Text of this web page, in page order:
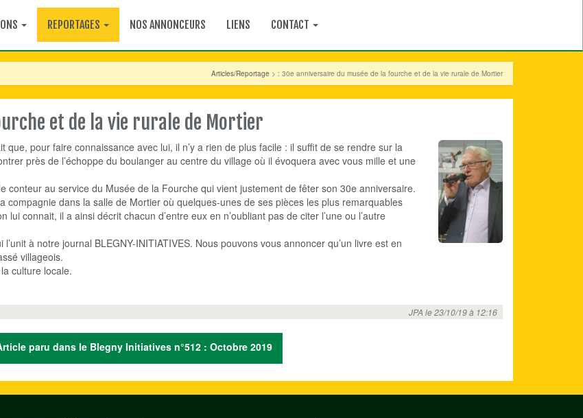
REPORTAGES NOS ANNONCEURS LIENS CONTACT
Articles/Reportage > : 30e anniversaire du musée de la fourche et de la vie rurale de Mortier
et de la vie rurale de Mortier
pour faire connaissance avec lui, il n’y a rien de plus facile : il suffit de se rendre sur la
près de l’échoppe du boulanger au centre du village où il évoquera avec vous mille et une
conteur au service du Musée de la Fourche qui vient justement de fêter son 30e anniversaire.
dans la salle de Mortier où quelques-unes de ses pièces les plus remarquables
connait, il a ainsi décrit chacun d’entre eux en n’oubliant pas de citer l’une ou l’autre
à notre journal BLEGNY-INITIATIVES. Nous pouvons vous annoncer qu’un livre est en
villageois.
culture locale.
JPA le 23/10/19 à 12:16
paru dans le Blegny Initiatives n°512 : Octobre 2019